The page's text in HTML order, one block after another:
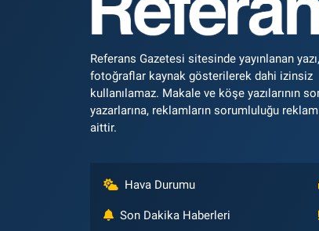
Referans Gazetesi sitesinde yayınlanan
fotoğraflar kaynak gösterilerek dahi izinsiz
kullanılamaz. Makale ve köşe yazılarının
yazarlarına, reklamların sorumluluğu
aittir.
Hava Durumu
Son Dakika Haberleri